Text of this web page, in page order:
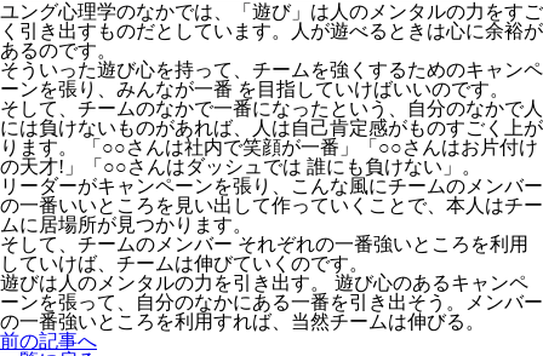
ユング心理学のなかでは、「遊び」は人のメンタルの力をすご
く引き出すものだとしています。人が遊べるときは心に余裕が
あるのです。
そういった遊び心を持って、チームを強くするためのキャンペ
ーンを張り、みんなが一番 を目指していけばいいのです。
そして、チームのなかで一番になったという、自分のなかで人
には負けないものがあれば、人は自己肯定感がものすごく上が
ります。 「○○さんは社内で笑顔が一番」「○○さんはお片付け
の天才!」「○○さんはダッシュでは 誰にも負けない」。
リーダーがキャンペーンを張り、こんな風にチームのメンバー
の一番いいところを見い出して作っていくことで、本人はチー
ムに居場所が見つかります。
そして、チームのメンバー それぞれの一番強いところを利用
していけば、チームは伸びていくのです。
遊びは人のメンタルの力を引き出す。 遊び心のあるキャンペ
ーンを張って、自分のなかにある一番を引き出そう。メンバー
の一番強いところを利用すれば、当然チームは伸びる。
前の記事へ